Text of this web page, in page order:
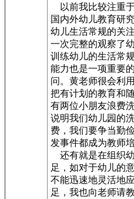
以前我比较注重
国内外幼儿教育研
幼儿生活常规的关
一次完整的观察了
训练幼儿的生活常
能力也是一项重要
问。黄老师很会利
把有计划的教育和
有两位小朋友浪费
说明我们幼儿园的
费，我们要争当勤
发事件都成为教师
还有就是在组织
足，如对于幼儿的
不能迅速地灵活地
足，我也向老师请